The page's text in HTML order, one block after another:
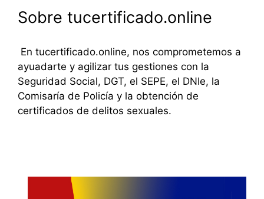
Sobre tucertificado.online
En tucertificado.online, nos comprometemos a
ayuadarte y agilizar tus gestiones con la
Seguridad Social, DGT, el SEPE, el DNIe, la
Comisaría de Policía y la obtención de
certificados de delitos sexuales.